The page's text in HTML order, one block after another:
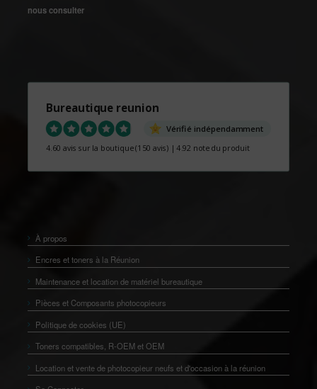
nous consulter
Bureautique reunion
Vérifié indépendamment
4.60 avis sur la boutique(150 avis) |4.92 note du produit
À propos
Encres et toners à la Réunion
Maintenance et location de matériel bureautique
Pièces et Composants photocopieurs
Politique de cookies (UE)
Toners compatibles, R-OEM et OEM
Location et vente de photocopieur neufs et d'occasion à la réunion